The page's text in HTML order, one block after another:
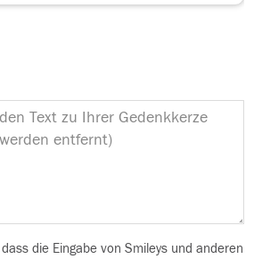
die Eingabe von Smileys und anderen